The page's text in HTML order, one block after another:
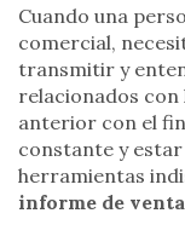
Cuando una
comercial,
transmitir y
relacionados con
anterior con el
constante y
herramientas
informe de